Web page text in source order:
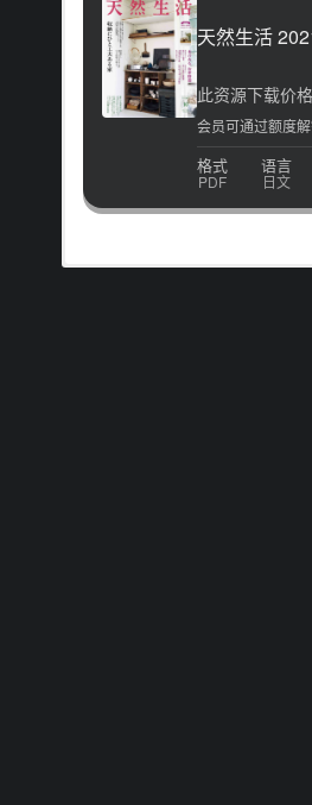
天然生活
此资源下载价
会员可通过额度解
格式
PDF
语言
日文